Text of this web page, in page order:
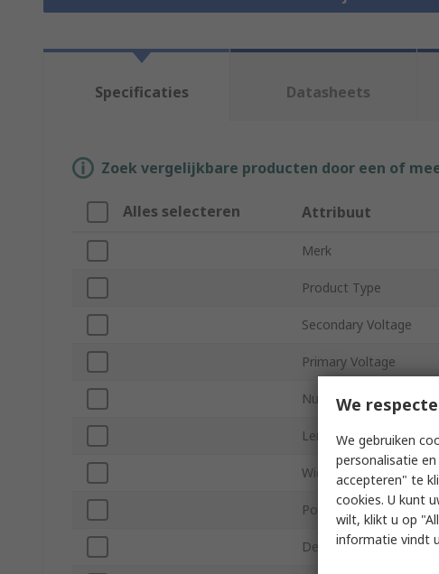
Specificaties Datasheets
Zoek vergelijkbare producten door een of
Alles selecteren Attribuut
Merk
Product Type
Secondary Voltage
Primary Voltage
Number of Outputs
Length
Width
Power
Depth
We
We gebruiken
personalisatie
accepteren" te
cookies. U kunt
wilt, klikt u op
informatie vindt